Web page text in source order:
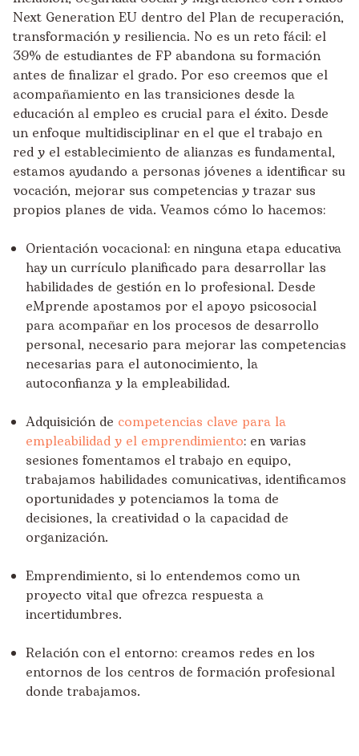
Next Generation EU dentro del Plan de recuperación,
transformación y resiliencia. No es un reto fácil: el
39% de estudiantes de FP abandona su formación
antes de finalizar el grado. Por eso creemos que el
acompañamiento en las transiciones desde la
educación al empleo es crucial para el éxito. Desde
un enfoque multidisciplinar en el que el trabajo en
red y el establecimiento de alianzas es fundamental,
estamos ayudando a personas jóvenes a identificar su
vocación, mejorar sus competencias y trazar sus
propios planes de vida. Veamos cómo lo hacemos:
Orientación vocacional: en ninguna etapa educativa
hay un currículo planificado para desarrollar las
habilidades de gestión en lo profesional. Desde
eMprende apostamos por el apoyo psicosocial
para acompañar en los procesos de desarrollo
personal, necesario para mejorar las competencias
necesarias para el autonocimiento, la
autoconfianza y la empleabilidad.
Adquisición de competencias clave para la
empleabilidad y el emprendimiento: en varias
sesiones fomentamos el trabajo en equipo,
trabajamos habilidades comunicativas, identificamos
oportunidades y potenciamos la toma de
decisiones, la creatividad o la capacidad de
organización.
Emprendimiento, si lo entendemos como un
proyecto vital que ofrezca respuesta a
incertidumbres.
Relación con el entorno: creamos redes en los
entornos de los centros de formación profesional
donde trabajamos.